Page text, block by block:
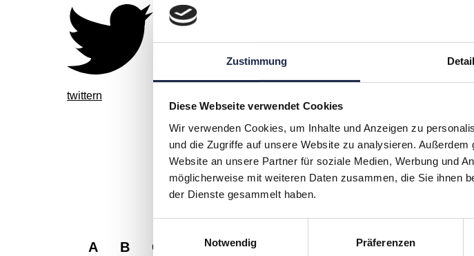
Zustimmung
Diese Webseite verwendet Cookies
Wir verwenden Cookies, um Inhalte und Anzeigen zu
und die Zugriffe auf unsere Website zu analysieren.
Website an unsere Partner für soziale Medien, Werbung und
möglicherweise mit weiteren Daten zusammen, die Sie ihnen
der Dienste gesammelt haben.
Notwendig
Präferenzen
twittern
das digitale Produktportfolio des Konzerns unter
Frau Dr. Moser hat an der Europa Universität Viadrina
Spielen und Browser-Games – Das Vertragsverhältnis
Spieler“ promoviert. Sie ist Mitglied des IAPP, hält
Konferenzen und Podiumsdiskussionen.
Frau Dr. Moser unterstützt seit September 2017 die
Legal LLP als Of-Counsel.
A B C E F J K